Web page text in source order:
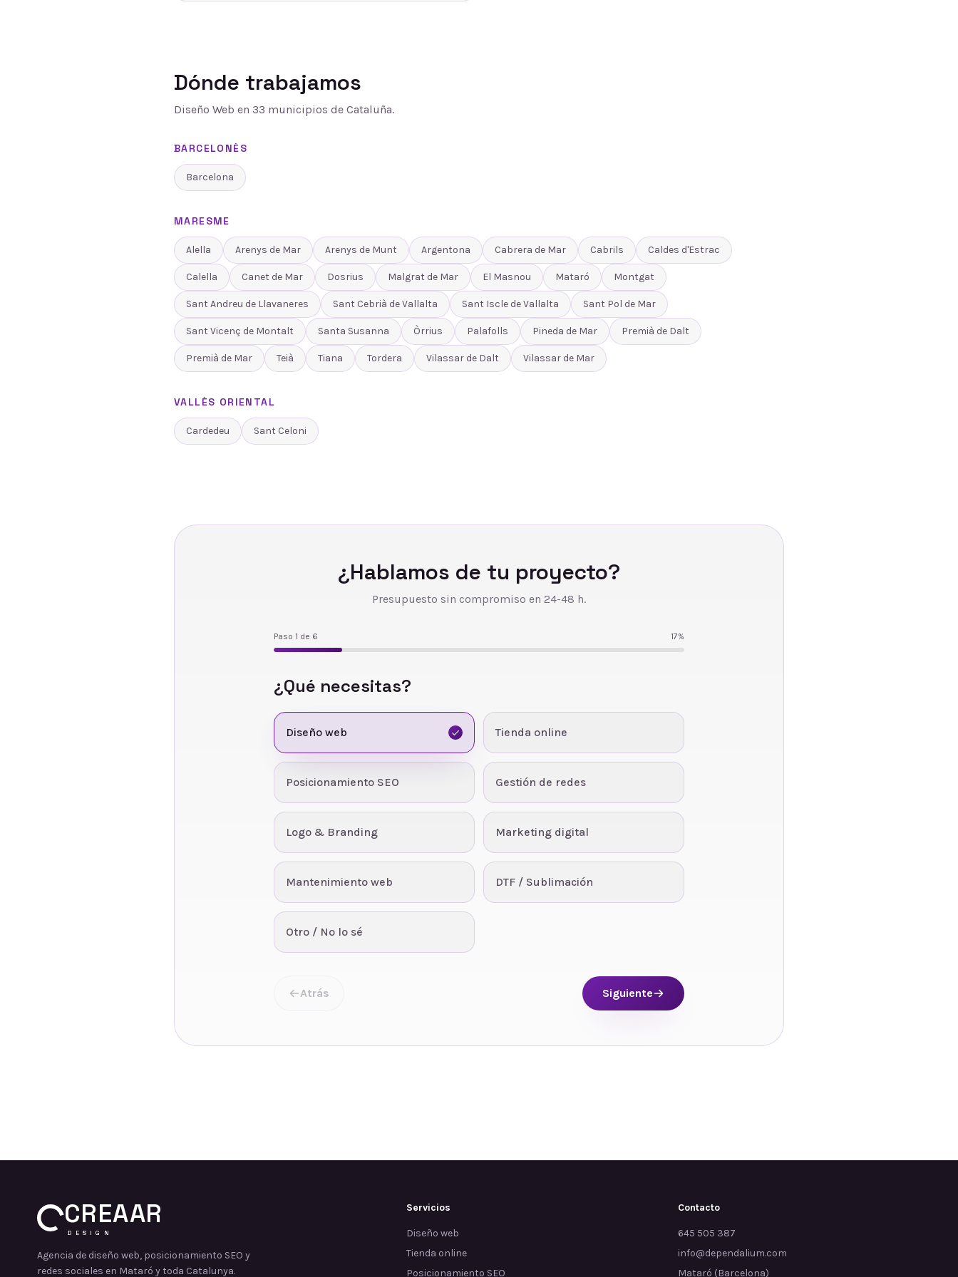
Dónde trabajamos
Diseño Web en 33 municipios de Cataluña.
BARCELONÈS
Barcelona
MARESME
Alella Arenys de Mar Arenys de Munt Argentona Cabrera de Mar Cabrils Caldes d'Estrac
Calella Canet de Mar Dosrius Malgrat de Mar El Masnou Mataró Montgat
Sant Andreu de Llavaneres Sant Cebrià de Vallalta Sant Iscle de Vallalta Sant Pol de Mar
Sant Vicenç de Montalt Santa Susanna Òrrius Palafolls Pineda de Mar Premià de Dalt
Premià de Mar Teià Tiana Tordera Vilassar de Dalt Vilassar de Mar
VALLÈS ORIENTAL
Cardedeu Sant Celoni
¿Hablamos de tu proyecto?
Presupuesto sin compromiso en 24-48 h.
Paso 1 de 6 17%
¿Qué necesitas?
Diseño web Tienda online
Posicionamiento SEO Gestión de redes
Logo & Branding Marketing digital
Mantenimiento web DTF / Sublimación
Otro / No lo sé
Atrás Siguiente
CREAAR
DESIGN
Agencia de diseño web, posicionamiento SEO y
redes sociales en Mataró y toda Catalunya.
Servicios
Diseño web
Tienda online
Posicionamiento SEO
Contacto
645 505 387
info@dependalium.com
Mataró (Barcelona)